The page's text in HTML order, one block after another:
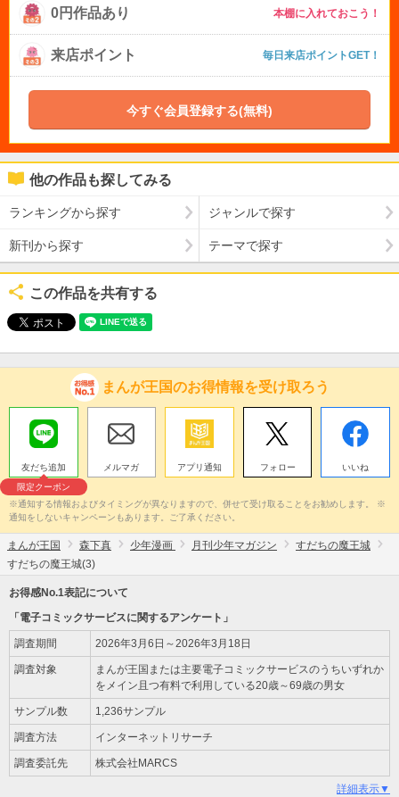
0円作品あり 本棚に入れておこう！
来店ポイント 毎日来店ポイントGET！
今すぐ会員登録する(無料)
他の作品も探してみる
ランキングから探す ジャンルで探す
新刊から探す テーマで探す
この作品を共有する
まんが王国のお得情報を受け取ろう
友だち追加
限定クーポン
メルマガ アプリ通知 フォロー いいね
※通知する情報およびタイミングが異なりますので、併せて受け取ることをお勧めします。 ※
通知をしないキャンペーンもあります。ご了承ください。
まんが王国 森下真 少年漫画 月刊少年マガジン
すだちの魔王城
すだちの魔王城(3)
お得感No.1表記について
「電子コミックサービスに関するアンケート」
調査期間 2026年3月6日～2026年3月18日
調査対象
まんが王国または主要電子コミックサービスのうちいずれか
をメイン且つ有料で利用している20歳～69歳の男女
サンプル数 1,236サンプル
調査方法 インターネットリサーチ
調査委託先 株式会社MARCS
詳細表示▼